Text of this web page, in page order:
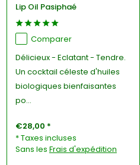
Lip Oil Pasiphaé
Comparer
Délicieux - Eclatant - Tendre.
Un cocktail céleste d'huiles
biologiques bienfaisantes
po...
€28,00 *
* Taxes incluses
Sans les Frais d'expédition